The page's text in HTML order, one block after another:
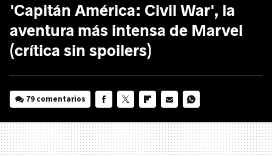
'Capitán América: Civil War', la
aventura más intensa de Marvel
(crítica sin spoilers)
79 comentarios
MAIL